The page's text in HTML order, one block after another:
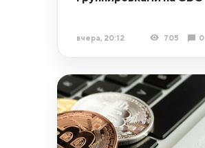
вчера, 20:12 705 0